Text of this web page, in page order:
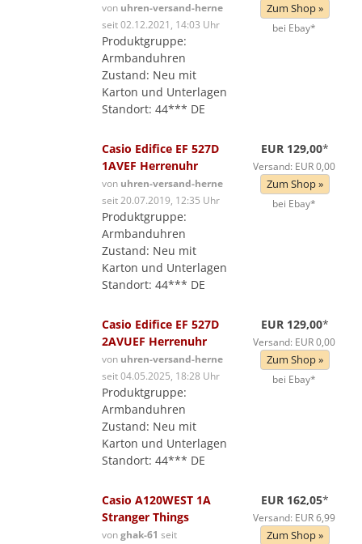
von uhren-versand-herne
seit 02.12.2021, 14:03 Uhr
Produktgruppe:
Armbanduhren
Zustand: Neu mit
Karton und Unterlagen
Standort: 44*** DE
Zum Shop »
bei Ebay*
Casio Edifice EF 527D
1AVEF Herrenuhr
von uhren-versand-herne
seit 20.07.2019, 12:35 Uhr
Produktgruppe:
Armbanduhren
Zustand: Neu mit
Karton und Unterlagen
Standort: 44*** DE
EUR 129,00*
Versand: EUR 0,00
Zum Shop »
bei Ebay*
Casio Edifice EF 527D
2AVUEF Herrenuhr
von uhren-versand-herne
seit 04.05.2025, 18:28 Uhr
Produktgruppe:
Armbanduhren
Zustand: Neu mit
Karton und Unterlagen
Standort: 44*** DE
EUR 129,00*
Versand: EUR 0,00
Zum Shop »
bei Ebay*
Casio A120WEST 1A
Stranger Things
vonghak-61 seit
EUR 162,05*
Versand: EUR 6,99
Zum Shop »